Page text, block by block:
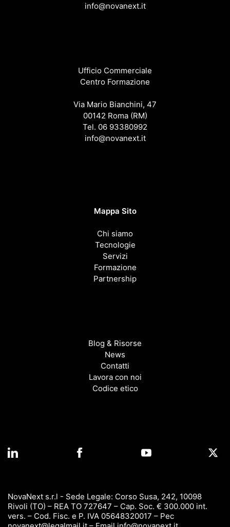
info@novanext.it
Ufficio Commerciale
Centro Formazione
Via Mario Bianchini, 47
00142 Roma (RM)
Tel. 06 93380992
info@novanext.it
Mappa Sito
Chi siamo
Tecnologie
Servizi
Formazione
Partnership
Blog & Risorse
News
Contatti
Lavora con noi
Codice etico
NovaNext s.r.l - Sede Legale: Corso Susa, 242, 10098
Rivoli (TO) – REA TO 727647 – Cap. Soc. € 300.000 int.
vers. – Cod. Fisc. e P. IVA 05648320017 – Pec